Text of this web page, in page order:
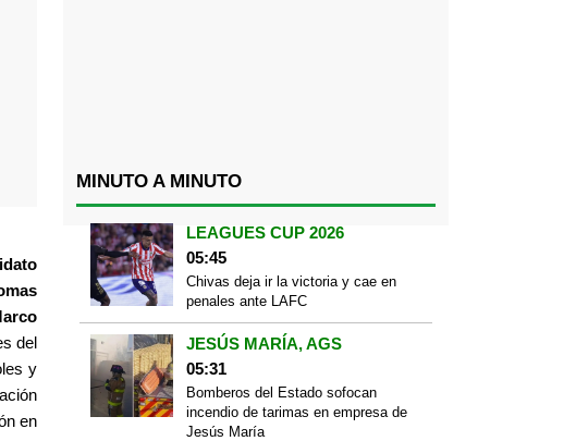
del
y
en
MINUTO A MINUTO
LEAGUES CUP 2026
05:45
Chivas deja ir la victoria y cae en
penales ante LAFC
JESÚS MARÍA, AGS
05:31
Bomberos del Estado sofocan
incendio de tarimas en empresa de
Jesús María